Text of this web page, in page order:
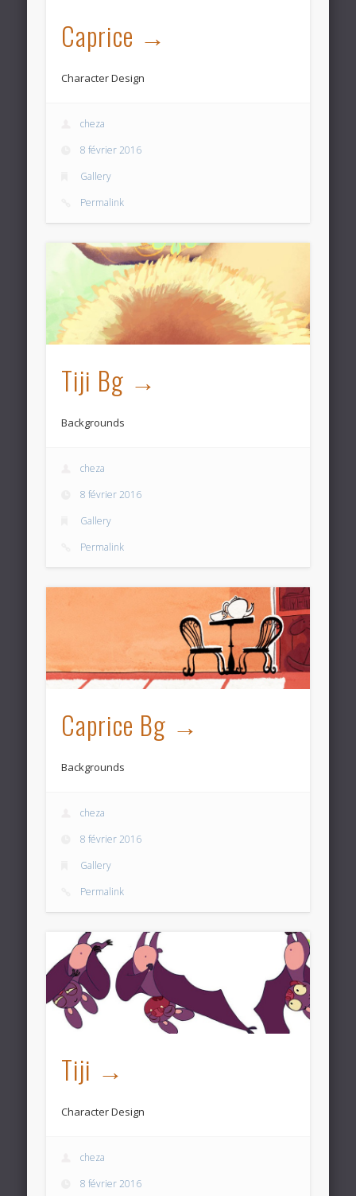
Caprice
Character Design
cheza
8 février 2016
Gallery
Permalink
Tiji Bg
Backgrounds
cheza
8 février 2016
Gallery
Permalink
Caprice Bg
Backgrounds
cheza
8 février 2016
Gallery
Permalink
Tiji
Character Design
cheza
8 février 2016